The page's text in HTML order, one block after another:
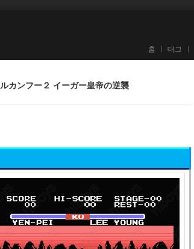
홈 태그
カンフー２ イーガー皇帝の逆襲